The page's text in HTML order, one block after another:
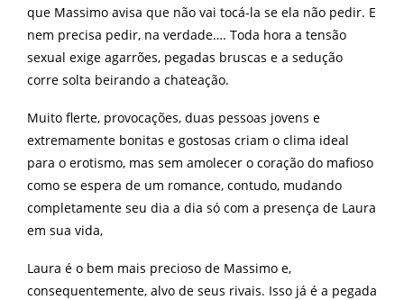
que Massimo avisa que não vai tocá-la se ela não pedir. E
nem precisa pedir, na verdade…. Toda hora a tensão
sexual exige agarrões, pegadas bruscas e a sedução
corre solta beirando a chateação.
Muito flerte, provocações, duas pessoas jovens e
extremamente bonitas e gostosas criam o clima ideal
para o erotismo, mas sem amolecer o coração do mafioso
como se espera de um romance, contudo, mudando
completamente seu dia a dia só com a presença de Laura
em sua vida,
Laura é o bem mais precioso de Massimo e,
consequentemente, alvo de seus rivais. Isso já é a pegada